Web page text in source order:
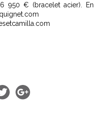
950 € (bracelet acier). En